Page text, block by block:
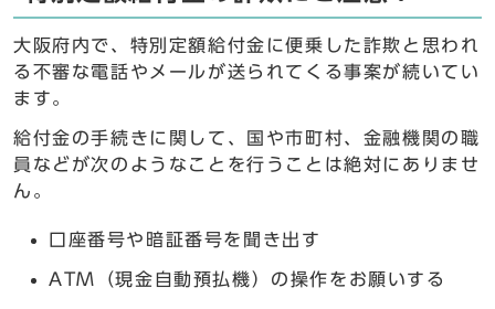
大阪府内で、特別定額給付金に便乗した詐欺と思われ
る不審な電話やメールが送られてくる事案が続いてい
ます。
給付金の手続きに関して、国や市町村、金融機関の職
員などが次のようなことを行うことは絶対にありませ
ん。
口座番号や暗証番号を聞き出す
ATM（現金自動預払機）の操作をお願いする